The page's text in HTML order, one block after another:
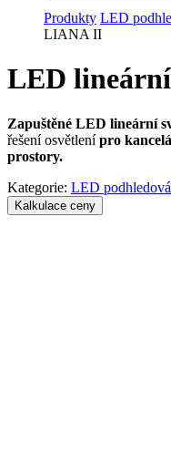
Produkty LED
LIANA II
LED
Zapuštěné LED lineární
řešení osvětlenípro
prostory.
Kategorie: LED
Kalkulace ceny